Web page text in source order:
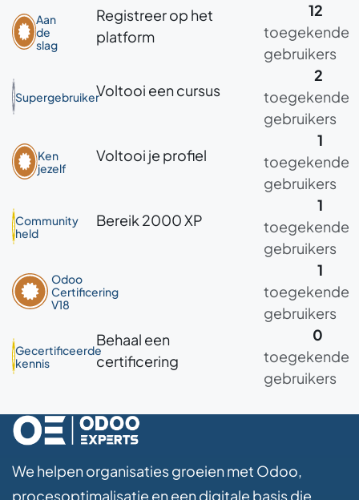
Aan
de
slag
Registreer op het
platform
12
toegekende
gebruikers
SupergebruikerVoltooi een cursus
2
toegekende
gebruikers
Ken
jezelf
Voltooi je profiel
1
toegekende
gebruikers
Community
held
Bereik 2000 XP
1
toegekende
gebruikers
Odoo
Certificering
V18
1
toegekende
gebruikers
Gecertificeerde
kennis
Behaal een
certificering
0
toegekende
gebruikers
We helpen organisaties groeien met Odoo,
procesoptimalisatie en een digitale basis die